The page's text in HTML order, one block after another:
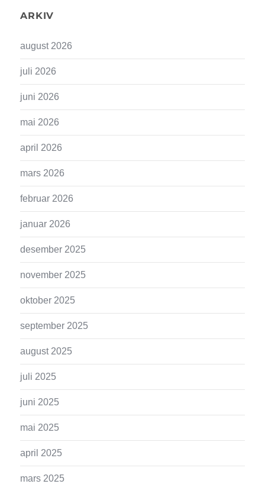
ARKIV
august 2026
juli 2026
juni 2026
mai 2026
april 2026
mars 2026
februar 2026
januar 2026
desember 2025
november 2025
oktober 2025
september 2025
august 2025
juli 2025
juni 2025
mai 2025
april 2025
mars 2025